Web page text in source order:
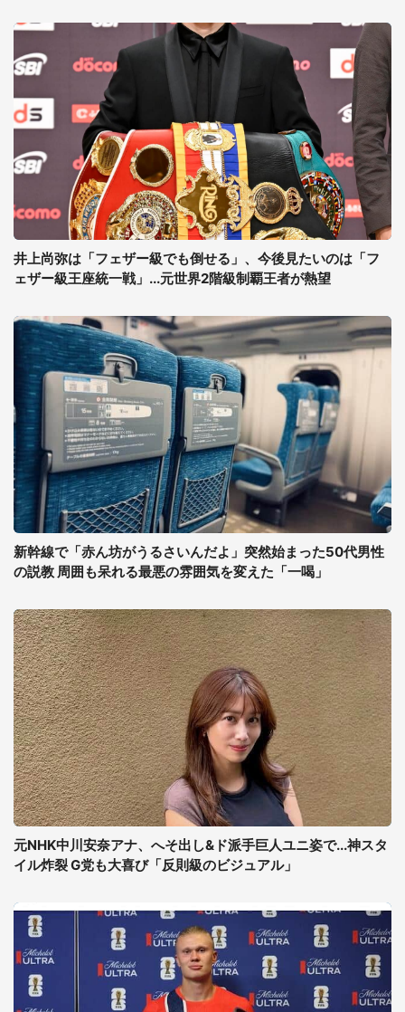
井上尚弥は「フェザー級でも倒せる」、今後見たいのは「フ
ェザー級王座統一戦」...元世界2階級制覇王者が熱望
新幹線で「赤ん坊がうるさいんだよ」突然始まった50代男性
の説教 周囲も呆れる最悪の雰囲気を変えた「一喝」
元NHK中川安奈アナ、へそ出し&ド派手巨人ユニ姿で...神スタ
イル炸裂 G党も大喜び「反則級のビジュアル」